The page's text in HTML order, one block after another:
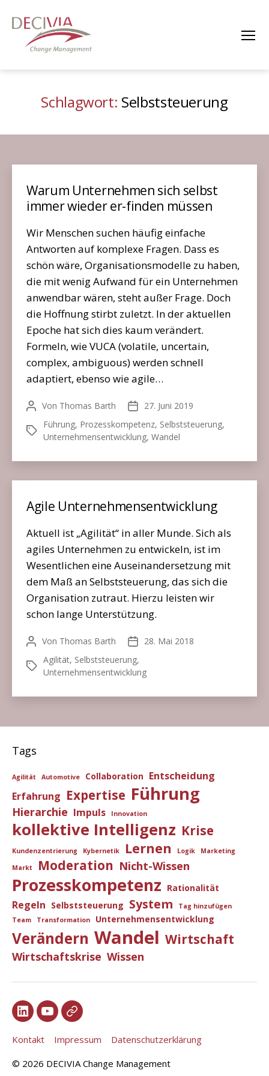
Change
Schlagwort: Selbststeuerung
Warum Unternehmen sich selbst
immer wieder er-finden müssen
Wir Menschen suchen häufig einfache
Antworten auf komplexe Fragen. Dass es
schön wäre, Organisationsmodelle zu haben,
die mit wenig Aufwand für ein Unternehmen
anwendbar wären, steht außer Frage. Doch
die Hoffnung stirbt zuletzt. In der aktuellen
Epoche hat sich dies kaum verändert.
Formeln, wie VUCA (volatile, uncertain,
complex, ambiguous) werden schnell
adaptiert, ebenso wie agile…
Beitragsautor
Von Thomas Barth Veröffentlichungsdatum
27. Juni 2019
Schlagwörter
Führung, Prozesskompetenz, Selbststeuerung,
Unternehmensentwicklung, Wandel
Agile Unternehmensentwicklung
Aktuell ist „Agilität“ in aller Munde. Sich als
agiles Unternehmen zu entwickeln, ist im
Wesentlichen eine Auseinandersetzung mit
dem Maß an Selbststeuerung, das sich die
Organisation zutraut. Hierzu leisten wir
schon lange Unterstützung.
Beitragsautor
Von Thomas Barth Veröffentlichungsdatum
28. Mai 2018
Schlagwörter
Agilität, Selbststeuerung,
Unternehmensentwicklung
Tags
Agilität Automotive Collaboration Entscheidung
Erfahrung Expertise Führung
Hierarchie Impuls Innovation
kollektive Intelligenz Krise
Kundenzentrierung Kybernetik Lernen Logik
Marketing
Markt
Moderation Nicht-Wissen
Prozesskompetenz Rationalität
Regeln Selbststeuerung System
Tag hinzufügen
Team
Transformation Unternehmensentwicklung
Verändern Wandel Wirtschaft
Wirtschaftskrise Wissen
© 2026 DECIVIA Change Management
Kontakt Impressum Datenschutzerklärung
TB
TByt TB